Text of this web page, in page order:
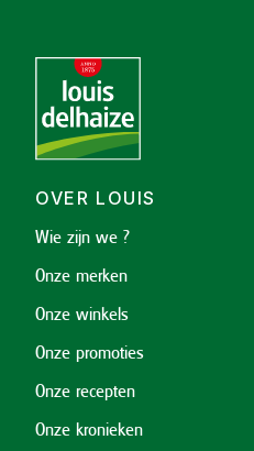
OVER LOUIS
Wie zijn we ?
Onze merken
Onze winkels
Onze promoties
Onze recepten
Onze kronieken